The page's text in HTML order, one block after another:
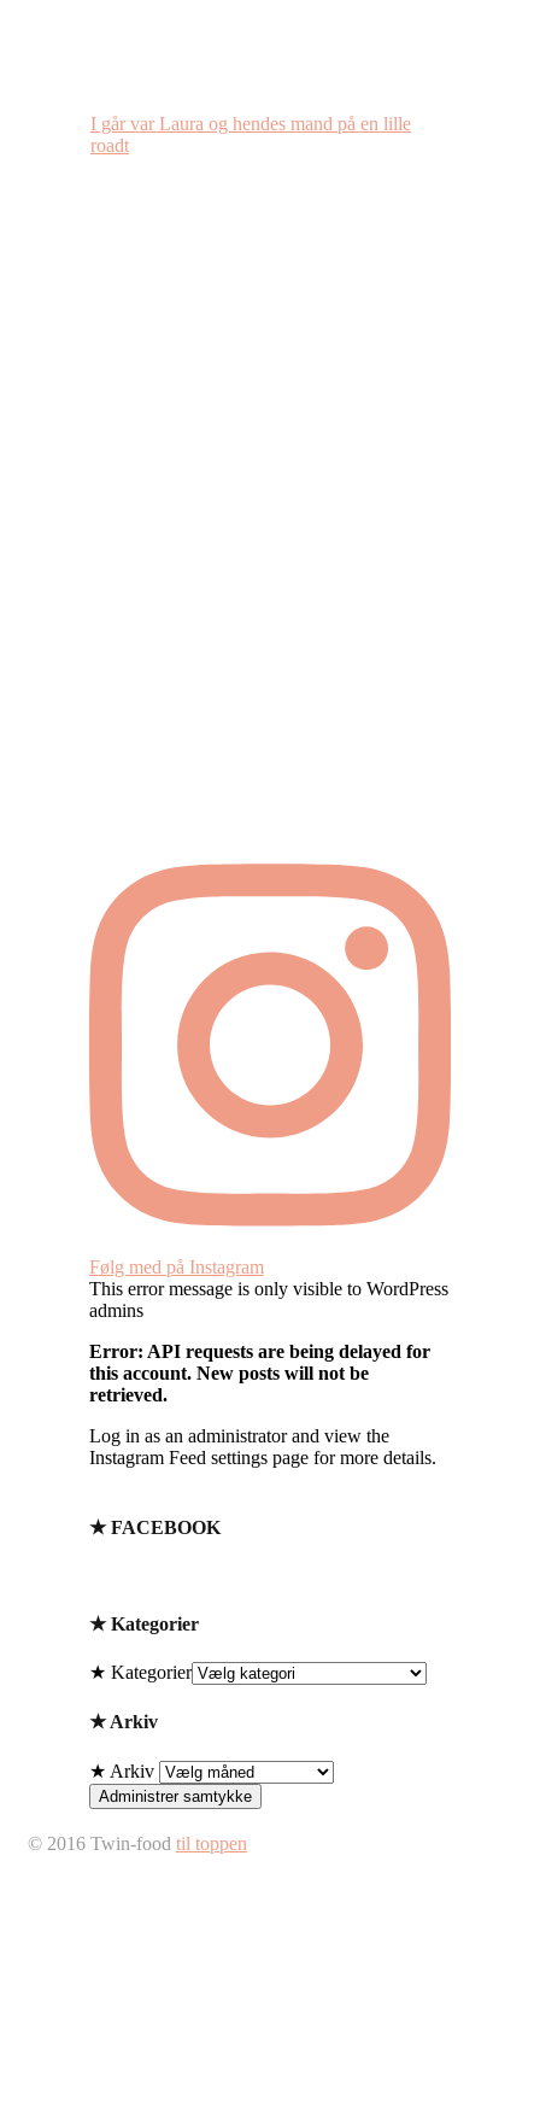
I går var Laura og hendes mand på en lille
roadt
Følg med på Instagram
This error message is only visible to WordPress
admins
Error: API requests are being delayed for
this account. New posts will not be
retrieved.
Log in as an administrator and view the
Instagram Feed settings page for more details.
★ FACEBOOK
★ Kategorier
★ Kategorier
★ Arkiv
★ Arkiv
Administrer samtykke
© 2016 Twin-food til toppen